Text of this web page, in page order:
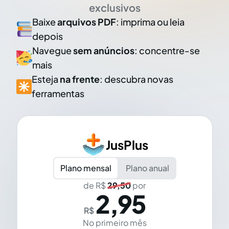
exclusivos
Baixearquivos PDF: imprima ou leia
depois
Naveguesem anúncios: concentre-se
mais
Esteja na frente: descubra novas
ferramentas
JusPlus
Plano mensal
Plano anual
de R$29,50por
R$ 2,95
No primeiro mês